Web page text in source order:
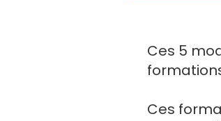
Ces 5
​Ces